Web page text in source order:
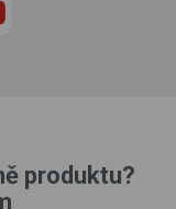
produktu?